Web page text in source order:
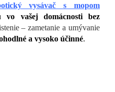
vysávač s mopom
vašej domácnosti bez
– zametanie a umývanie
a vysoko účinné.